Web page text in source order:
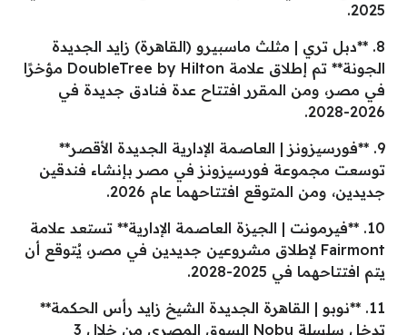
2025.
8. **دبل تري | مثلث ماسبيرو (القاهرة) زايد الجديدة
الجونة** تم إطلاق علامة DoubleTree by Hilton مؤخرًا
في مصر، ومن المقرر افتتاح عدة فنادق جديدة في
2026-2028.
9. **فورسيزونز | العاصمة الإدارية الجديدة الأقصر**
توسعت مجموعة فورسيزونز في مصر بإنشاء فندقين
جديدين، ومن المتوقع افتتاحهما عام 2026.
10. **فيرمونت | الجيزة العاصمة الإدارية** تستعد علامة
Fairmont لإطلاق مشروعين جديدين في مصر، يُتوقع أن
يتم افتتاحهما في 2025-2028.
11. **نوبو | القاهرة الجديدة الشيخ زايد رأس الحكمة**
تدخل سلسلة Nobu السوق المصري من خلال 3